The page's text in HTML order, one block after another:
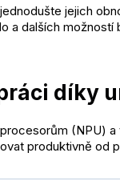
jejich
a dalších možností
díky
(NPU)
produktivně od